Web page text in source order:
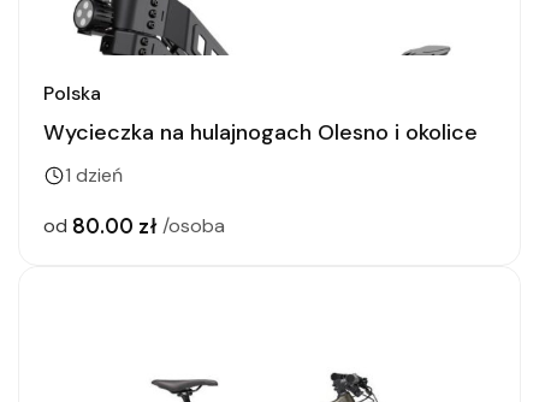
Polska
Wycieczka na hulajnogach Olesno i okolice
1 dzień
od 80.00 zł /osoba